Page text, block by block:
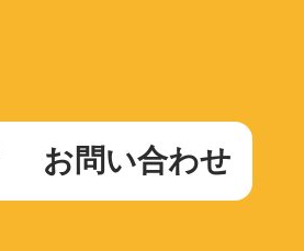
お問い合わせ